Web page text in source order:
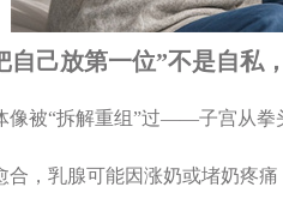
自己放第一位”不是自私
像被“拆解重组”过——子宫从拳
合，乳腺可能因涨奶或堵奶疼